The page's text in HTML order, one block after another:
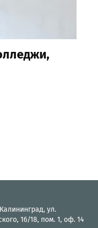
ул.
16/18, пом. 1, оф. 14